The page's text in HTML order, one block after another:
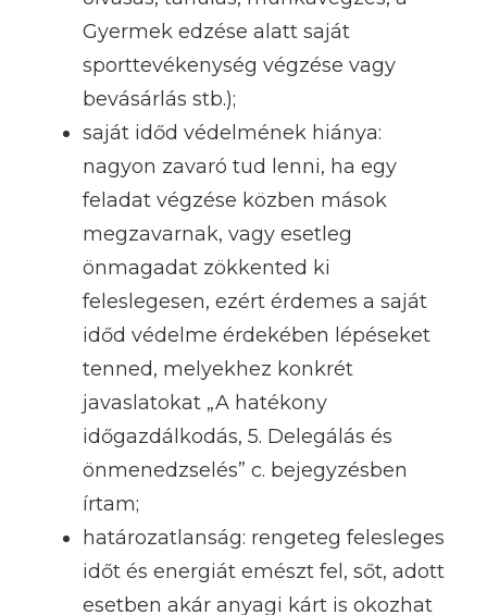
Gyermek edzése alatt saját
sporttevékenység végzése vagy
bevásárlás stb.);
saját időd védelmének hiánya:
nagyon zavaró tud lenni, ha egy
feladat végzése közben mások
megzavarnak, vagy esetleg
önmagadat zökkented ki
feleslegesen, ezért érdemes a saját
időd védelme érdekében lépéseket
tenned, melyekhez konkrét
javaslatokat „A hatékony
időgazdálkodás, 5. Delegálás és
önmenedzselés” c. bejegyzésben
írtam;
határozatlanság: rengeteg felesleges
időt és energiát emészt fel, sőt, adott
esetben akár anyagi kárt is okozhat